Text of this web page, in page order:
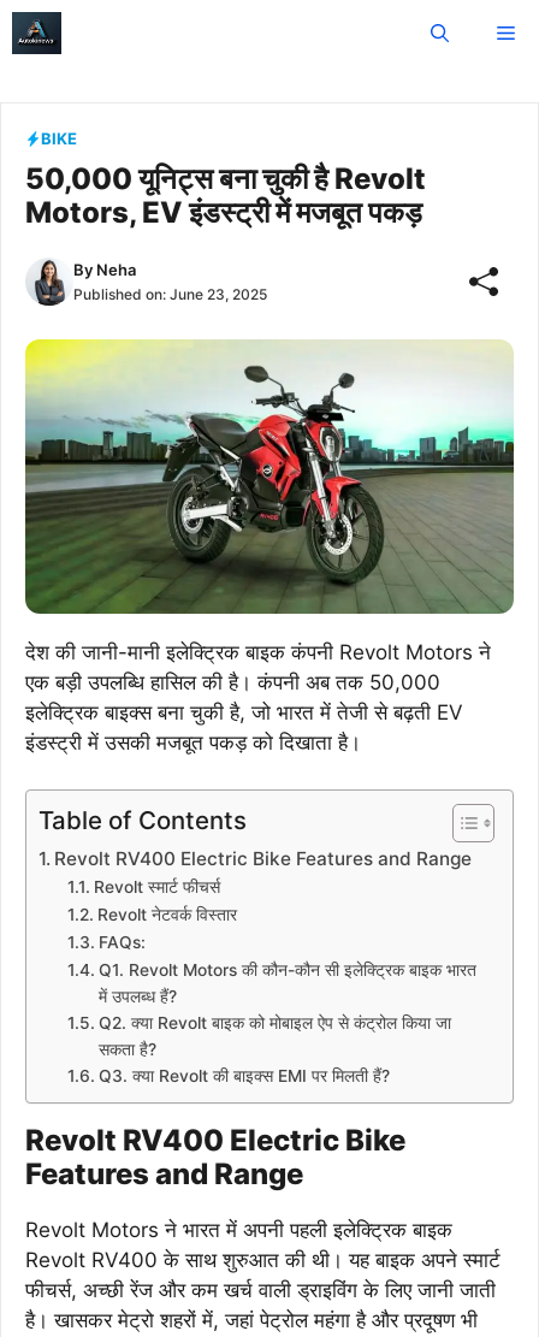
Skip
BIKE
50,000 यूनिट्स बना चुकी है Revolt
Motors, EV इंडस्ट्री में मजबूत पकड़
By Neha
Published on: June 23, 2025
देश की जानी-मानी इलेक्ट्रिक बाइक कंपनी Revolt Motors ने
एक बड़ी उपलब्धि हासिल की है। कंपनी अब तक 50,000
इलेक्ट्रिक बाइक्स बना चुकी है, जो भारत में तेजी से बढ़ती EV
इंडस्ट्री में उसकी मजबूत पकड़ को दिखाता है।
Table of Contents
Revolt RV400 Electric Bike Features and Range
Revolt स्मार्ट फीचर्स
Revolt नेटवर्क विस्तार
FAQs:
Q1. Revolt Motors की कौन-कौन सी इलेक्ट्रिक बाइक भारत
में उपलब्ध हैं?
Q2. क्या Revolt बाइक को मोबाइल ऐप से कंट्रोल किया जा
सकता है?
Q3. क्या Revolt की बाइक्स EMI पर मिलती हैं?
Revolt RV400 Electric Bike
Features and Range
Revolt Motors ने भारत में अपनी पहली इलेक्ट्रिक बाइक
Revolt RV400 के साथ शुरुआत की थी। यह बाइक अपने स्मार्ट
फीचर्स, अच्छी रेंज और कम खर्च वाली ड्राइविंग के लिए जानी जाती
है। खासकर मेट्रो शहरों में, जहां पेट्रोल महंगा है और प्रदूषण भी